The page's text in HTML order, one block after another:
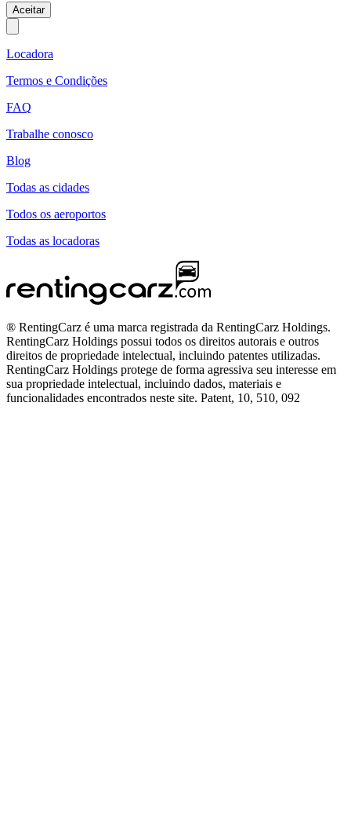
Aceitar
Locadora
Termos e Condições
FAQ
Trabalhe conosco
Blog
Todas as cidades
Todos os aeroportos
Todas as locadoras
® RentingCarz é uma marca registrada da RentingCarz Holdings.
RentingCarz Holdings possui todos os direitos autorais e outros
direitos de propriedade intelectual, incluindo patentes utilizadas.
RentingCarz Holdings protege de forma agressiva seu interesse em
sua propriedade intelectual, incluindo dados, materiais e
funcionalidades encontrados neste site. Patent, 10, 510, 092